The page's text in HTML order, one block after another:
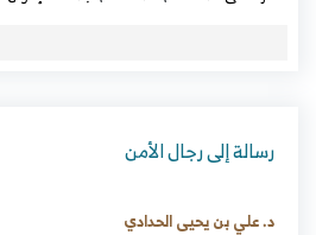
رسالة إلى رجال الأمن
د. علي بن يحيى الحدادي